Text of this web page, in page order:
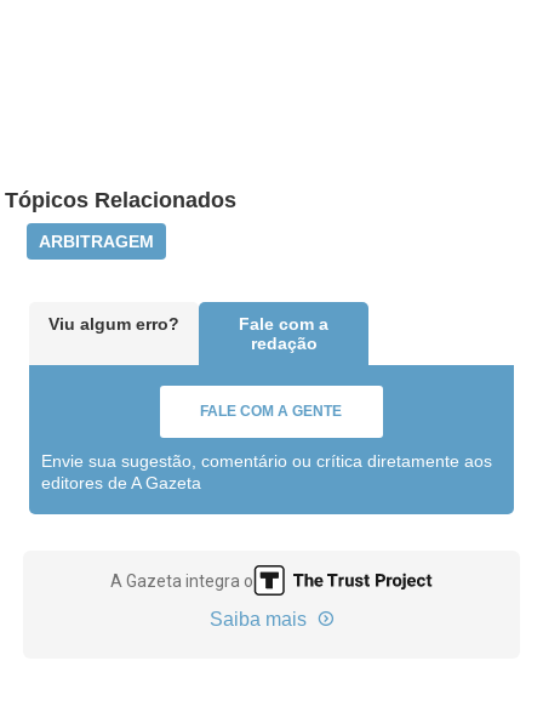
Tópicos Relacionados
ARBITRAGEM
Viu algum erro?
Fale com a
redação
FALE COM A GENTE
Envie sua sugestão, comentário ou crítica diretamente aos
editores de A Gazeta
A Gazeta integra o
Saiba mais